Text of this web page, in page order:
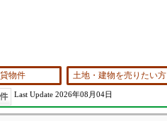
物件 土地・建物を売りたい方
Last Update 2026年08月04日